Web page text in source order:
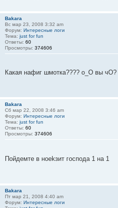
Bakara
Вс мар 23, 2008 3:32 am
Форум: Интересные логи
Тема: just for fun
Ответы: 60
Просмотры: 374606
Какая нафиг шмотка???? o_O вы чО?
Bakara
Сб мар 22, 2008 3:46 am
Форум: Интересные логи
Тема: just for fun
Ответы: 60
Просмотры: 374606
Пойдемте в ноеkзит господа 1 на 1
Bakara
Пт мар 21, 2008 4:40 am
Форум: Интересные логи